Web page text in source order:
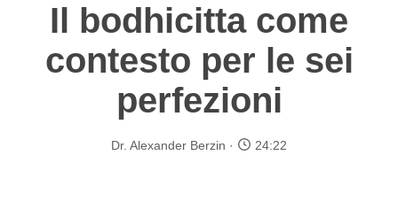
Il bodhicitta come
contesto per le sei
perfezioni
Dr. Alexander Berzin 24:22